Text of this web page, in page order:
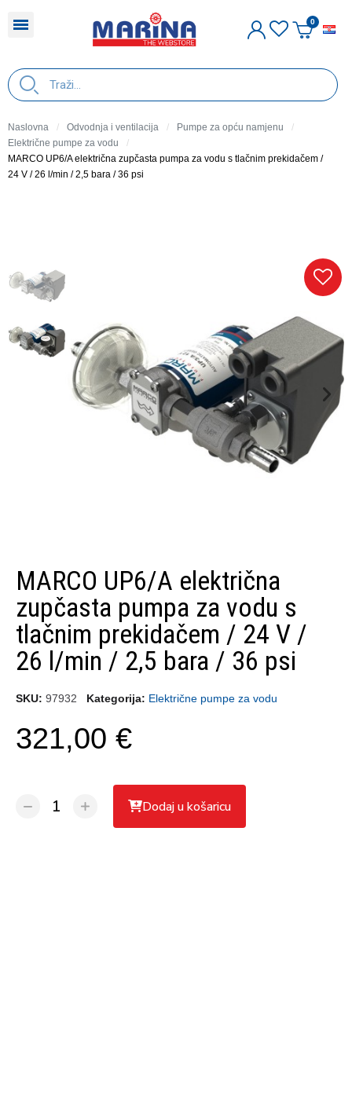
Naslovna Odvodnja i ventilacija
Pumpe za opću namjenu
Električne pumpe za vodu
MARCO UP6/A električna zupčasta pumpa za vodu s tlačnim prekidačem /
24 V / 26 l/min / 2,5 bara / 36 psi
MARCO UP6/A električna
zupčasta pumpa za vodu s
tlačnim prekidačem / 24 V /
26 l/min / 2,5 bara / 36 psi
SKU 97932 Kategorija Električne pumpe za vodu
321,00 €
Dodaj u košaricu